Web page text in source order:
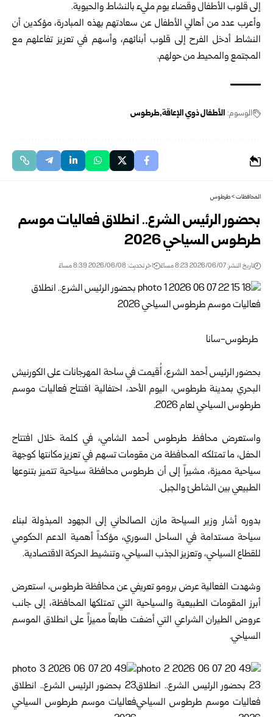
إلى قلوب الأطفال وقضاء يوم مليء بالنشاط والحيوية.
وأعرب عدد من أهالي الأطفال عن سعادتهم بهذه المبادرة، مؤكدين أن
النشاط أدخل الفرح إلى قلوب أبنائهم، وأسهم في تعزيز تفاعلهم مع
المجتمع والمحيط من حولهم.
الوسوم: الأطفال ذوي الإعاقة طرطوس
المحافظات>طرطوس
بحضور الرئيس الشرع.. انطلاق فعاليات موسم
طرطوس السياحي 2026
تاريخ النشر: 2026/06/07 8:23 مساءً اخر تحديث: 2026/06/08 8:39 مساءً
طرطوس-سانا
بحضورالرئيس أحمد الشرع، أُقيمت في ساحة المهرجانات على الكورنيش
البحري بمدينة طرطوس، اليوم الأحد، احتفالية افتتاح فعاليات موسم
طرطوس السياحي لعام 2026.
واستعرض محافظ طرطوس أحمد الشامي، في كلمة خلال افتتاح
الحفل، ما تمتلكه المحافظة ‏من مقومات تسهم في تعزيز مكانتها كوجهة
سياحية مميزة، مشيراً إلى أن ‏طرطوس محافظة سياحية تتميز بتنوعها
الطبيعي بين الشاطئ والجبل.
بدوره أشار وزير السياحة مازن الصالحاني إلى الجهود المبذولة لبناء
سياحة مستدامة في الساحل السوري، مؤكداً أهمية الدعم الحكومي
للقطاع السياحي، وتعزيز الجذب السياحي، وتنشيط الحركة الاقتصادية.
وشهدت الفعالية عرض برومو تعريفي عن محافظة طرطوس، استعرض
أبرز المقومات الطبيعية والسياحية التي تمتلكها المحافظة، إلى جانب
عروض الطيران الشراعي التي أضفت طابعاً مميزاً على انطلاق الموسم
السياحي.